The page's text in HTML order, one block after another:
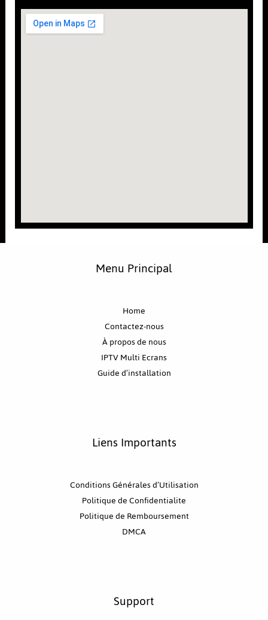
Menu Principal
Home
Contactez-nous
À propos de nous
IPTV Multi Ecrans
Guide d’installation
Liens Importants
Conditions Générales d’Utilisation
Politique de Confidentialite
Politique de Remboursement
DMCA
Support